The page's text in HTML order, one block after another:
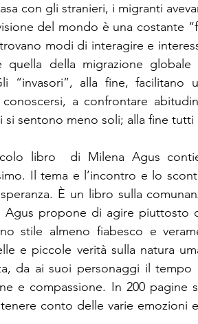
con gli stranieri, i migranti
del mondo è una costante
modi di interagire e
quella della migrazione
“invasori”, alla fine, facilitano
a confrontare
si sentono meno soli; alla fine
libro  di Milena Agus
Il tema e l’incontro e lo
È un libro sulla
Agus propone di agire piuttosto
stile almeno fiabesco e
e piccole verità sulla natura
da ai suoi personaggi il
e compassione. In 200
conto delle varie emozioni